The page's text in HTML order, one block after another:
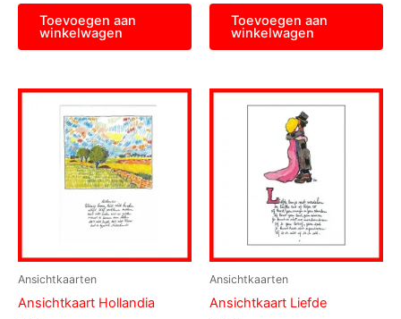
Toevoegen aan
winkelwagen
Toevoegen aan
winkelwagen
Ansichtkaarten
Ansichtkaart Hollandia
Ansichtkaarten
Ansichtkaart Liefde